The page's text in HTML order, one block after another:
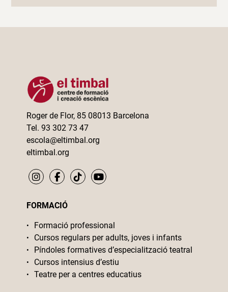
Roger de Flor, 85 08013 Barcelona
Tel. 93 302 73 47
escola@eltimbal.org
eltimbal.org
FORMACIÓ
Formació professional
Cursos regulars per adults, joves i infants
Píndoles formatives d’especialització teatral
Cursos intensius d’estiu
Teatre per a centres educatius